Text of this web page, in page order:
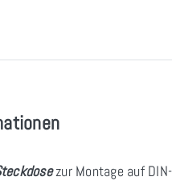
zur Montage auf